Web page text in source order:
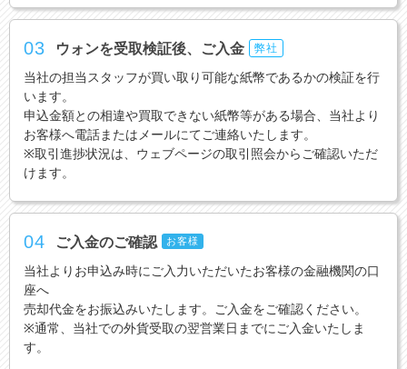
03 ウォンを受取検証後、ご入金 弊社
当社の担当スタッフが買い取り可能な紙幣であるかの検証を行
います。
申込金額との相違や買取できない紙幣等がある場合、当社より
お客様へ電話またはメールにてご連絡いたします。
※取引進捗状況は、ウェブページの取引照会からご確認いただ
けます。
04 ご入金のご確認 お客様
当社よりお申込み時にご入力いただいたお客様の金融機関の口
座へ
売却代金をお振込みいたします。ご入金をご確認ください。
※通常、当社での外貨受取の翌営業日までにご入金いたしま
す。